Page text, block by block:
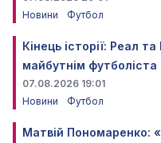
Новини
Футбол
Кінець історії: Реал
майбутнім футболіста
07.08.2026 19:01
Новини
Футбол
Матвій Пономаренко: